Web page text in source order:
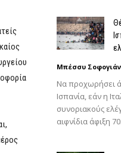
Μπέσσυ
Να προχωρήσει
Ισπανία, εάν η
συνοριακούς
αιφνίδια άφιξη